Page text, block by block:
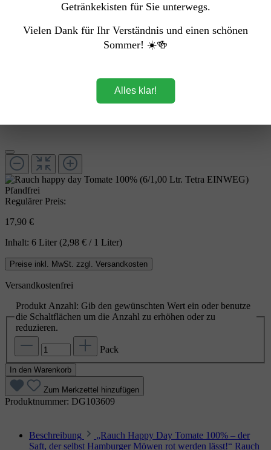
Pfandfrei
Regulärer Preis:
17,90 €
Inhalt: 6 Liter (2,98 € / 1 Liter)
Preise inkl. MwSt. zzgl. Versandkosten
Versandkostenfrei
Produkt Anzahl: Gib den gewünschten Wert ein oder benutze
die Schaltflächen um die Anzahl zu erhöhen oder zu
reduzieren.
Pack
In den Warenkorb
Zum Merkzettel hinzufügen
Produktnummer: DG103609
Beschreibung
„Rauch Happy Day Tomate 100% – der
Saft, der selbst Hamburger Möwen rot werden lässt!“ Rauch
Getränkekisten für Sie unterwegs.
Vielen Dank für Ihr Verständnis und einen schönen
Sommer! ☀️🍻
Alles klar!